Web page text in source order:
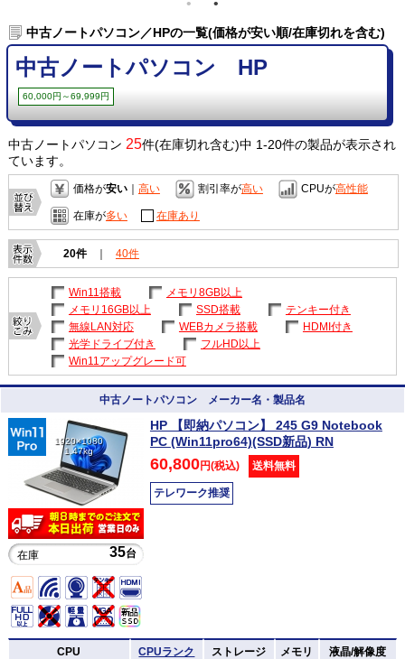
中古ノートパソコン／HPの一覧(価格が安い順/在庫切れを含む)
中古ノートパソコン HP
60,000円～69,999円
中古ノートパソコン 25件(在庫切れ含む)中 1-20件の製品が表示され
ています。
価格が安い｜ 高い 割引率が高い CPUが高性能
在庫が多い 在庫あり
20件 ｜ 40件
Win11搭載
メモリ8GB以上
メモリ16GB以上
SSD搭載
テンキー付き
無線LAN対応
WEBカメラ搭載
HDMI付き
光学ドライブ付き
フルHD以上
Win11アップグレード可
中古ノートパソコン メーカー名・製品名
1920×1080
1.47kg
在庫 35台
HP 【即納パソコン】 245 G9 Notebook
PC (Win11pro64)(SSD新品) RN
60,800円(税込) 送料無料
テレワーク推奨
CPU CPUランク ストレージ メモリ 液晶/解像度